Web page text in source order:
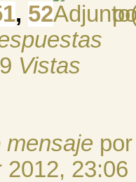
, 52
Vistas
mensaje
2012, 23:06